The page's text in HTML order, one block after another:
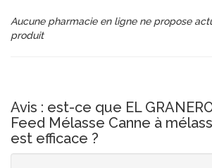
Aucune pharmacie en ligne ne propose
produit
Avis : est-ce que EL
Feed Mélasse Canne à
est efficace ?